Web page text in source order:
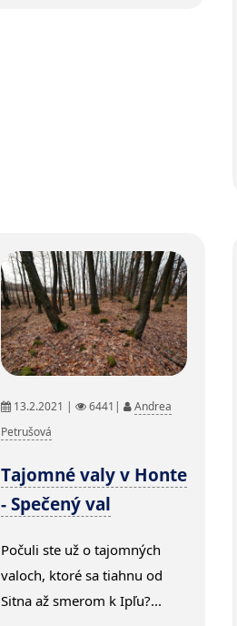
13.2.2021 | 6441|
Andrea
Petrušová
Tajomné valy v Honte
- Spečený val
Počuli ste už o tajomných
valoch, ktoré sa tiahnu od
Sitna až smerom k Ipľu?...